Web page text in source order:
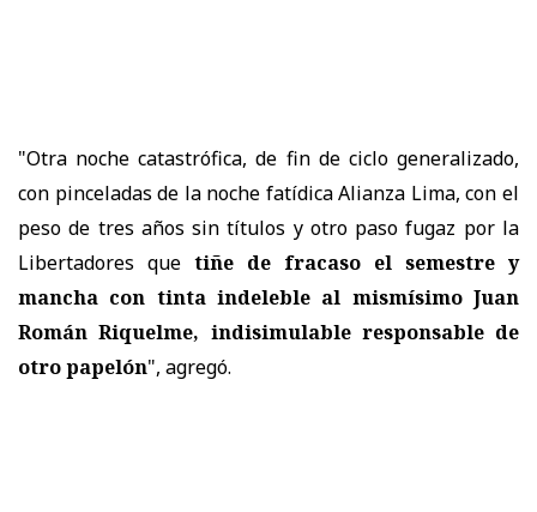
"Otra noche catastrófica, de fin de ciclo generalizado,
con pinceladas de la noche fatídica Alianza Lima, con el
peso de tres años sin títulos y otro paso fugaz por la
Libertadores que tiñe de fracaso el semestre y
mancha con tinta indeleble al mismísimo Juan
Román Riquelme, indisimulable responsable de
otro papelón", agregó.